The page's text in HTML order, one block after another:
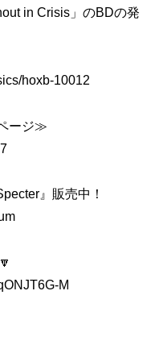
in Crisis」のBDの発
hoxb-10012
ージ≫
』販売中！
M